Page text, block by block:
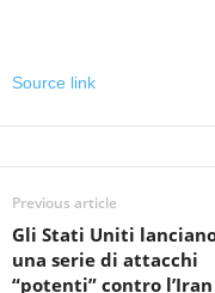
Source link
Previous article
Gli Stati Uniti
una serie di attacchi
“potenti” contro l’Iran